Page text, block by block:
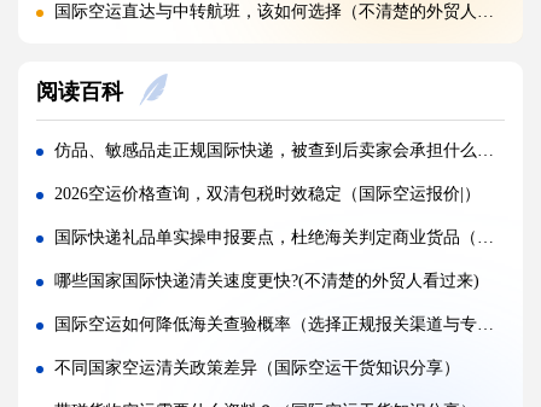
国际空运直达与中转航班，该如何选择（不清楚的外贸人看过来）
国际空运直达与中转航班，该如何选择（国际快递干货知识分享）
国际空运完整运输流程分为哪几个步骤（国际空运干货知识分享）
国际空运和国际快递到底有哪些核心区别（国际物流干货知识分享）
跨境卖家亚马逊 FBA 发货用什么国际快递渠道?(亚马逊卖家必看篇)
加急国际快递真的能提速吗，靠谱吗?(国际快递干货知识分享)
旺季国际快递大面积延误该怎么提前规避?(国际快递干货知识分享)
国际快递迟迟不更新物流，是什么原因造成的?(国际快递干货知识分享)
国际快递清关失败，包裹会原路退回吗?(国际快递干货知识分享)
阅读百科
仿品、敏感品走正规国际快递，被查到后卖家会承担什么责任（跨境电商卖家请注意）
2026空运价格查询，双清包税时效稳定（国际空运报价|）
国际快递礼品单实操申报要点，杜绝海关判定商业货品（不清楚的跨境电商卖家看过来）
哪些国家国际快递清关速度更快?(不清楚的外贸人看过来)
国际空运如何降低海关查验概率（选择正规报关渠道与专业团队）
不同国家空运清关政策差异（国际空运干货知识分享）